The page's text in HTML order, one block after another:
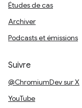
Études de cas
Archiver
Podcasts et émissions
Suivre
@ChromiumDev sur X
YouTube